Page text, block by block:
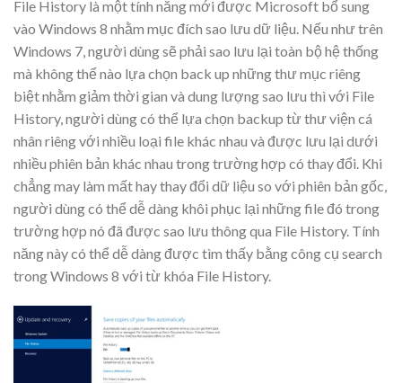
File History là một tính năng mới được Microsoft bổ sung
vào Windows 8 nhằm mục đích sao lưu dữ liệu. Nếu như trên
Windows 7, người dùng sẽ phải sao lưu lại toàn bộ hệ thống
mà không thể nào lựa chọn back up những thư mục riêng
biệt nhằm giảm thời gian và dung lượng sao lưu thì với File
History, người dùng có thể lựa chọn backup từ thư viện cá
nhân riêng với nhiều loại file khác nhau và được lưu lại dưới
nhiều phiên bản khác nhau trong trường hợp có thay đổi. Khi
chẳng may làm mất hay thay đổi dữ liệu so với phiên bản gốc,
người dùng có thể dễ dàng khôi phục lại những file đó trong
trường hợp nó đã được sao lưu thông qua File History. Tính
năng này có thể dễ dàng được tìm thấy bằng công cụ search
trong Windows 8 với từ khóa File History.